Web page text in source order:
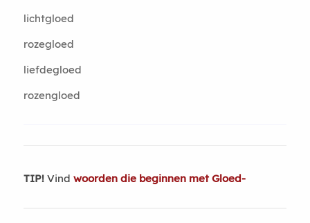
lichtgloed
rozegloed
liefdegloed
rozengloed
TIP!Vind woorden die beginnen met Gloed-